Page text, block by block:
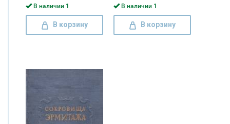
В наличии 1
В корзину
В наличии 1
В корзину